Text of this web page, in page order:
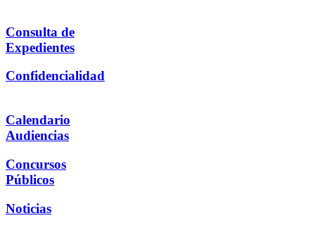
Consulta de
Expedientes
Confidencialidad
Calendario
Audiencias
Concursos
Públicos
Noticias